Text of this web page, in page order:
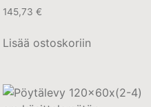
145,73 €
Lisää ostoskoriin